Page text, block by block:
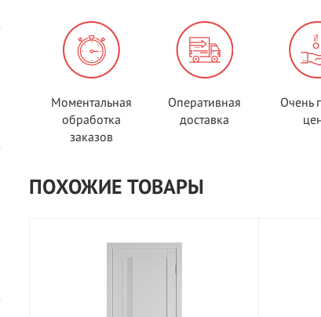
Моментальная
обработка
заказов
Оперативная
доставка
Очень
ПОХОЖИЕ ТОВАРЫ